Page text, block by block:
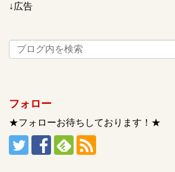
↓広告
フォロー
★フォローお待ちしております！★